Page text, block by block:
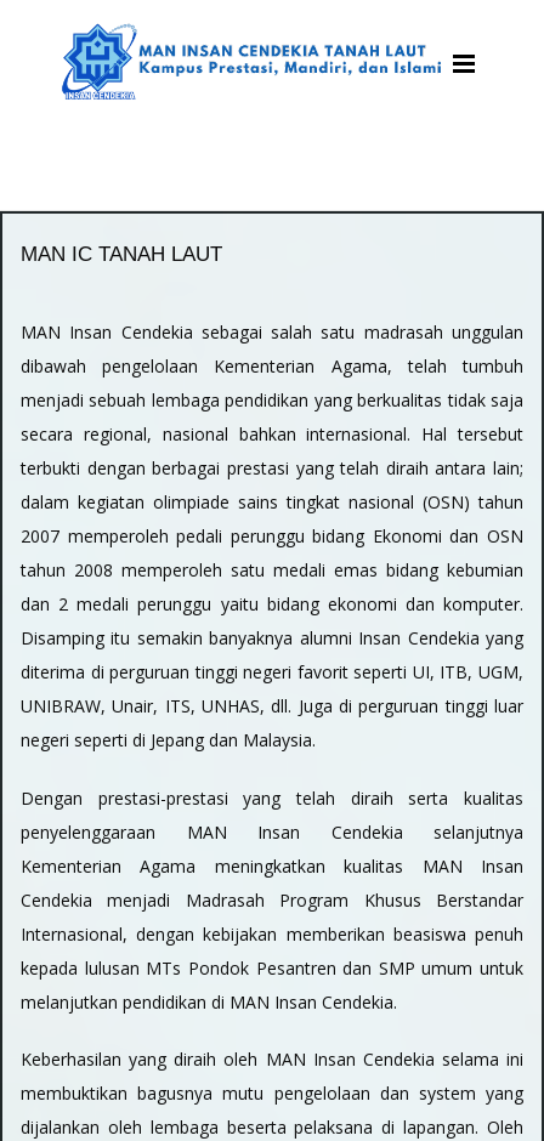
MAN IC TANAH LAUT
MAN Insan Cendekia sebagai salah satu madrasah unggulan
dibawah pengelolaan Kementerian Agama, telah tumbuh
menjadi sebuah lembaga pendidikan yang berkualitas tidak saja
secara regional, nasional bahkan internasional. Hal tersebut
terbukti dengan berbagai prestasi yang telah diraih antara lain;
dalam kegiatan olimpiade sains tingkat nasional (OSN) tahun
2007 memperoleh pedali perunggu bidang Ekonomi dan OSN
tahun 2008 memperoleh satu medali emas bidang kebumian
dan 2 medali perunggu yaitu bidang ekonomi dan komputer.
Disamping itu semakin banyaknya alumni Insan Cendekia yang
diterima di perguruan tinggi negeri favorit seperti UI, ITB, UGM,
UNIBRAW, Unair, ITS, UNHAS, dll. Juga di perguruan tinggi luar
negeri seperti di Jepang dan Malaysia.
Dengan prestasi-prestasi yang telah diraih serta kualitas
penyelenggaraan MAN Insan Cendekia selanjutnya
Kementerian Agama meningkatkan kualitas MAN Insan
Cendekia menjadi Madrasah Program Khusus Berstandar
Internasional, dengan kebijakan memberikan beasiswa penuh
kepada lulusan MTs Pondok Pesantren dan SMP umum untuk
melanjutkan pendidikan di MAN Insan Cendekia.
Keberhasilan yang diraih oleh MAN Insan Cendekia selama ini
membuktikan bagusnya mutu pengelolaan dan system yang
dijalankan oleh lembaga beserta pelaksana di lapangan. Oleh